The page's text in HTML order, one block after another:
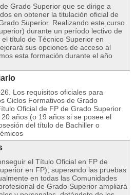
Grado Superior que se dirige a
en obtener la titulación oficial de
Superior. Realizando este curso
durante un período lectivo de
título de Técnico Superior en
sus opciones de acceso al
esta formación durante el año
Los requisitos oficiales para
Ciclos Formativos de Grado
Oficial de FP de Grado Superior
años (o 19 años si se posee el
del título de Bachiller o
el Título Oficial en FP de
en FP), superando las pruebas
en todas las Comunidades
de Grado Superior ampliará